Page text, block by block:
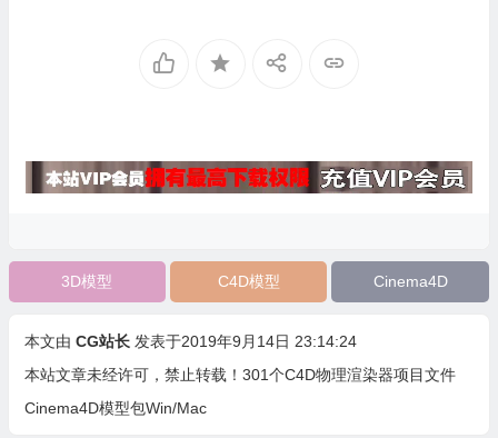
3D模型 C4D模型 Cinema4D
本文由 CG站长 发表于2019年9月14日 23:14:24
本站文章未经许可，禁止转载！ 301个C4D物理渲染器项目文件
Cinema4D模型包Win/Mac